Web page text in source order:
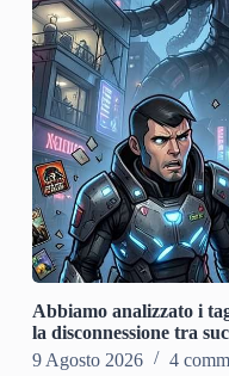
Abbiamo analizzato i
la disconnessione tra
9 Agosto 2026
4